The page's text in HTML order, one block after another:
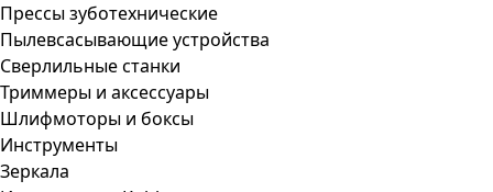
Прессы зуботехнические
Пылевсасывающие устройства
Сверлильные станки
Триммеры и аксессуары
Шлифмоторы и боксы
Инструменты
Зеркала